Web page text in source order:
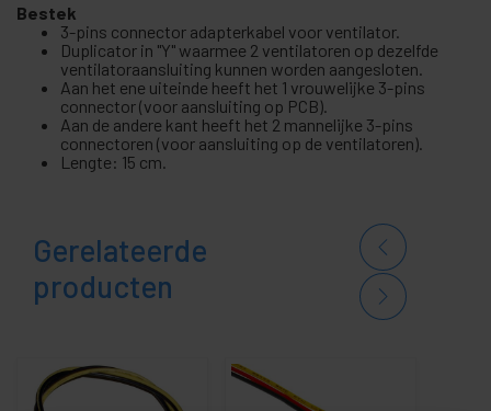
Bestek
3-pins connector adapterkabel voor ventilator.
Duplicator in "Y" waarmee 2 ventilatoren op dezelfde
ventilatoraansluiting kunnen worden aangesloten.
Aan het ene uiteinde heeft het 1 vrouwelijke 3-pins
connector (voor aansluiting op PCB).
Aan de andere kant heeft het 2 mannelijke 3-pins
connectoren (voor aansluiting op de ventilatoren).
Lengte: 15 cm.
Gerelateerde
producten